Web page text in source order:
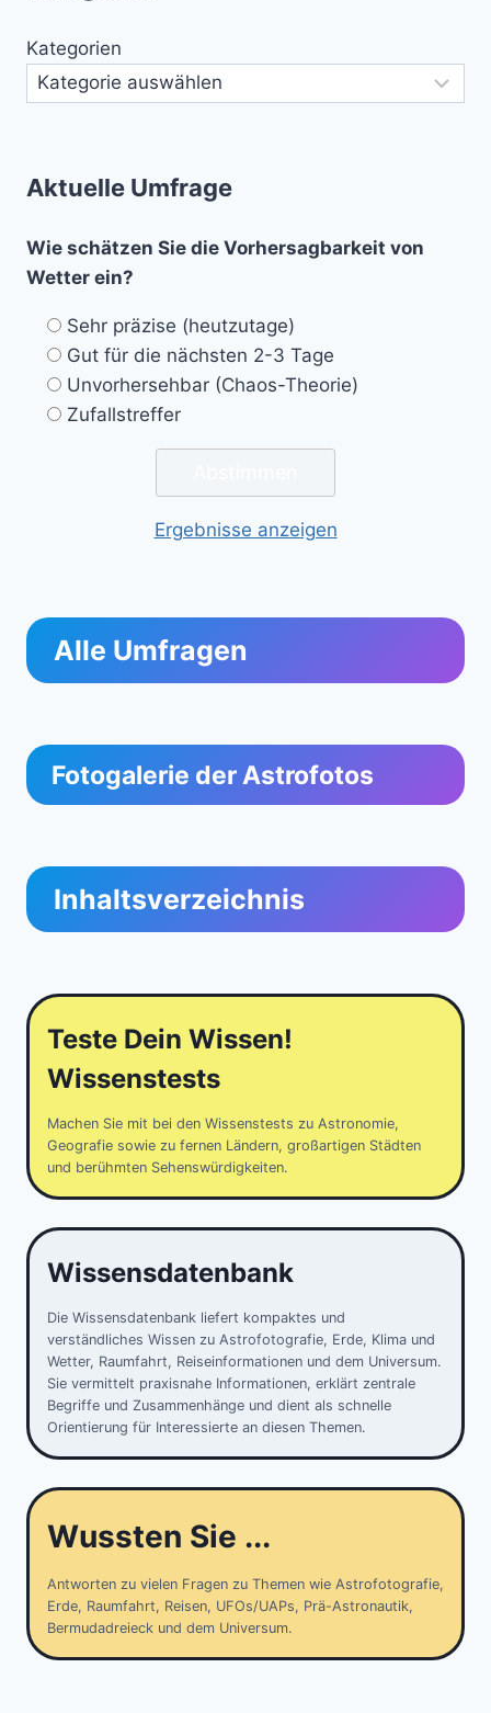
Kategorien
Aktuelle Umfrage
Wie schätzen Sie die Vorhersagbarkeit von
Wetter ein?
Sehr präzise (heutzutage)
Gut für die nächsten 2-3 Tage
Unvorhersehbar (Chaos-Theorie)
Zufallstreffer
Ergebnisse anzeigen
Alle Umfragen
Fotogalerie der Astrofotos
Inhaltsverzeichnis
Teste Dein Wissen!
Wissenstests
Machen Sie mit bei den Wissenstests zu Astronomie,
Geografie sowie zu fernen Ländern, großartigen Städten
und berühmten Sehenswürdigkeiten.
Wissensdatenbank
Die Wissensdatenbank liefert kompaktes und
verständliches Wissen zu Astrofotografie, Erde, Klima und
Wetter, Raumfahrt, Reiseinformationen und dem Universum.
Sie vermittelt praxisnahe Informationen, erklärt zentrale
Begriffe und Zusammenhänge und dient als schnelle
Orientierung für Interessierte an diesen Themen.
Wussten Sie ...
Antworten zu vielen Fragen zu Themen wie Astrofotografie,
Erde, Raumfahrt, Reisen, UFOs/UAPs, Prä-Astronautik,
Bermudadreieck und dem Universum.